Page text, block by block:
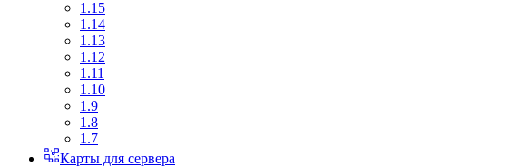
1.15
1.14
1.13
1.12
1.11
1.10
1.9
1.8
1.7
Карты для сервера